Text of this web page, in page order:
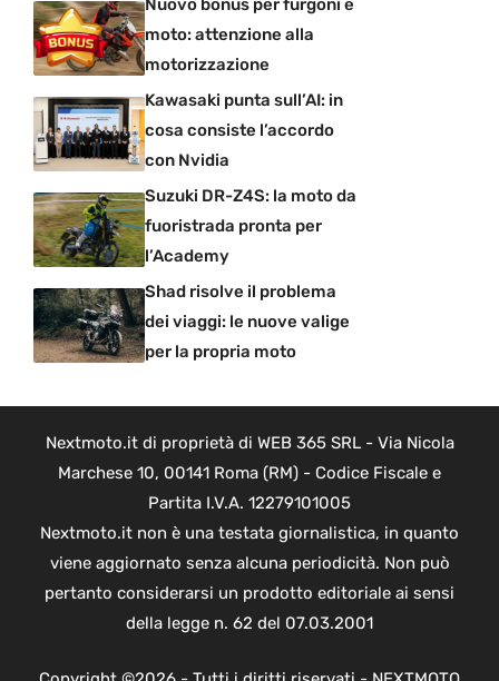
Nuovo bonus per furgoni e
moto: attenzione alla
motorizzazione
Kawasaki punta sull’AI: in
cosa consiste l’accordo
con Nvidia
Suzuki DR-Z4S: la moto da
fuoristrada pronta per
l’Academy
Shad risolve il problema
dei viaggi: le nuove valige
per la propria moto
Nextmoto.it di proprietà di WEB 365 SRL - Via Nicola
Marchese 10, 00141 Roma (RM) - Codice Fiscale e
Partita I.V.A. 12279101005
Nextmoto.it non è una testata giornalistica, in quanto
viene aggiornato senza alcuna periodicità. Non può
pertanto considerarsi un prodotto editoriale ai sensi
della legge n. 62 del 07.03.2001